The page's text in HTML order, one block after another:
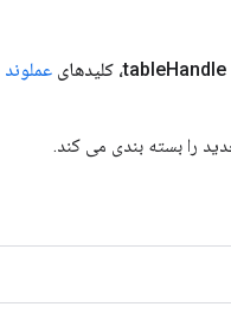
Handle، کلیدهای عملوند